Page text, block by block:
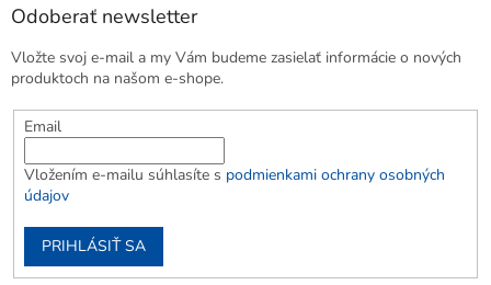
Odoberať newsletter
Vložte svoj e-mail a my Vám budeme zasielať informácie o nových
produktoch na našom e-shope.
Email
Vložením e-mailu súhlasíte s podmienkami ochrany osobných
údajov
PRIHLÁSIŤ SA